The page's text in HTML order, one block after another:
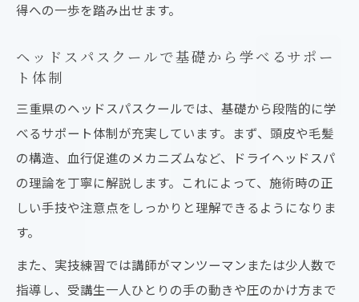
得への一歩を踏み出せます。
ヘッドスパスクールで基礎から学べるサポー
ト体制
三重県のヘッドスパスクールでは、基礎から段階的に学
べるサポート体制が充実しています。まず、頭皮や毛髪
の構造、血行促進のメカニズムなど、ドライヘッドスパ
の理論を丁寧に解説します。これによって、施術時の正
しい手技や注意点をしっかりと理解できるようになりま
す。
また、実技練習では講師がマンツーマンまたは少人数で
指導し、受講生一人ひとりの手の動きや圧のかけ方まで